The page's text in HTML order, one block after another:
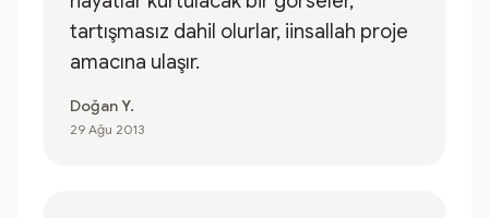
tartışmasız dahil olurlar, iinsallah proje
amacına ulaşır.
Doğan Y.
29 Ağu 2013